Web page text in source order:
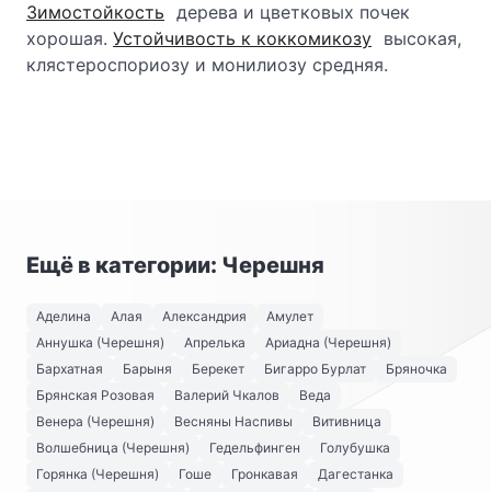
Зимостойкость дерева и цветковых почек
хорошая. Устойчивость к коккомикозу высокая,
клястероспориозу и монилиозу средняя.
Ещё в категории: Черешня
Аделина Алая Александрия
Амулет
Аннушка (Черешня)
Апрелька
Ариадна (Черешня)
Бархатная
Барыня Берекет Бигарро Бурлат
Бряночка
Брянская Розовая
Валерий Чкалов
Веда
Венера (Черешня)
Весняны Наспивы
Витивница
Волшебница (Черешня)
Гедельфинген
Голубушка
Горянка (Черешня)
Гоше Гронкавая
Дагестанка